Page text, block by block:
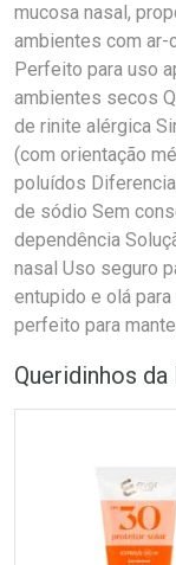
mucosa nasal,
ambientes com ar-
Perfeito para uso
ambientes secos
de rinite alérgica
(com orientação
poluídos
de sódio Sem
dependência
nasal Uso seguro
entupido e olá
perfeito para
Queridinhos da